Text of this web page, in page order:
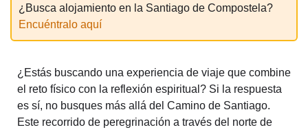
¿Busca alojamiento en la Santiago de Compostela?
Encuéntralo aquí
¿Estás buscando una experiencia de viaje que combine
el reto físico con la reflexión espiritual? Si la respuesta
es sí, no busques más allá del Camino de Santiago.
Este recorrido de peregrinación a través del norte de